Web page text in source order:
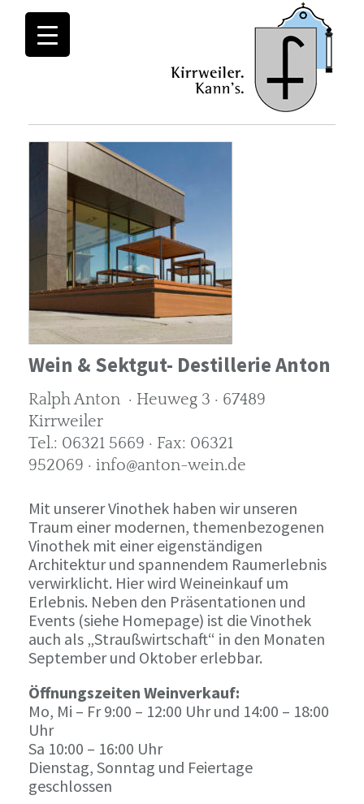
Wein & Sektgut- Destillerie Anton
Ralph Anton · Heuweg 3 · 67489
Kirrweiler
Tel.: 06321 5669 · Fax: 06321
952069 · info@anton-wein.de
Mit unserer Vinothek haben wir unseren
Traum einer modernen, themenbezogenen
Vinothek mit einer eigenständigen
Architektur und spannendem Raumerlebnis
verwirklicht. Hier wird Weineinkauf um
Erlebnis. Neben den Präsentationen und
Events (siehe Homepage) ist die Vinothek
auch als „Straußwirtschaft“ in den Monaten
September und Oktober erlebbar.
Öffnungszeiten Weinverkauf:
Mo, Mi – Fr 9:00 – 12:00 Uhr und 14:00 – 18:00
Uhr
Sa 10:00 – 16:00 Uhr
Dienstag, Sonntag und Feiertage
geschlossen